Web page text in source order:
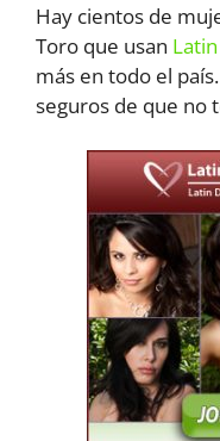
Hay cientos de
Toro que usan
más en todo el
seguros de que no